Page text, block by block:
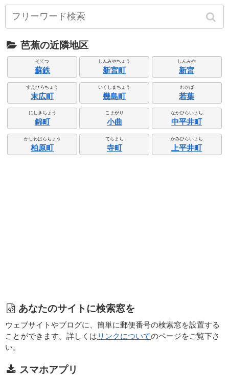
芭蕉の近隣地区
そてつ
蘇鉄
しんみやちょう
新宮町
しんみや
新宮
すえひろちょう
末広町
いくしまちょう
幾島町
わかば
若葉
にしきちょう
錦町
こまがり
小曲
なかひらいまち
中平井町
かしわばらちょう
柏原町
てらまち
寺町
かみひらいまち
上平井町
あなたのサイトに検索窓を
ウェブサイトやブログに、簡単に郵便番号の検索窓を設置する
ことができます。詳しくは リンクについてのページをご覧下さ
い。
スマホアプリ